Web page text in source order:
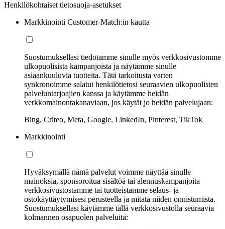
Henkilökohtaiset tietosuoja-asetukset
Markkinointi Customer-Match:in kautta
Suostumuksellasi tiedotamme sinulle myös verkkosivustomme
ulkopuolisista kampanjoista ja näytämme sinulle
asiaankuuluvia tuotteita. Tätä tarkoitusta varten
synkronoimme salatut henkilötietosi seuraavien ulkopuolisten
palveluntarjoajien kanssa ja käytämme heidän
verkkomainontakanaviaan, jos käytät jo heidän palvelujaan:
Bing, Criteo, Meta, Google, LinkedIn, Pinterest, TikTok
Markkinointi
Hyväksymällä nämä palvelut voimme näyttää sinulle
mainoksia, sponsoroitua sisältöä tai alennuskampanjoita
verkkosivustostamme tai tuotteistamme selaus- ja
ostokäyttäytymisesi perusteella ja mitata niiden onnistumista.
Suostumuksellasi käytämme tällä verkkosivustolla seuraavia
kolmannen osapuolen palveluita: